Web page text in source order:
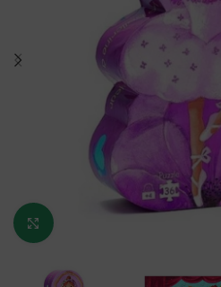
Κάντε κλικ για μεγέθυνση